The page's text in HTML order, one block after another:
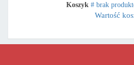
Koszyk # brak
Wartość